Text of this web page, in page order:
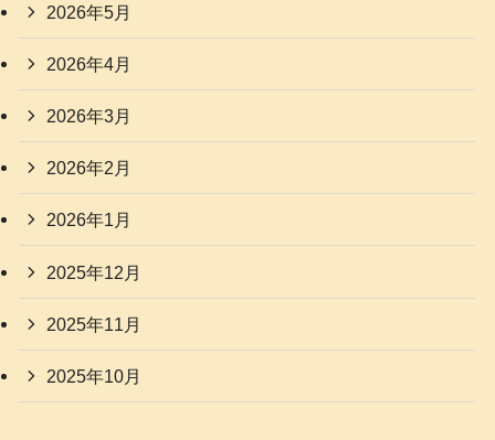
2026年5月
2026年4月
2026年3月
2026年2月
2026年1月
2025年12月
2025年11月
2025年10月